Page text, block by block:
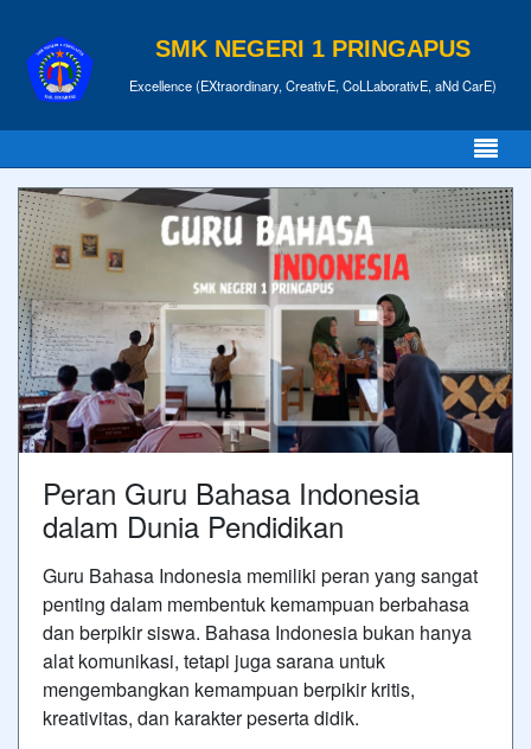
SMK NEGERI 1 PRINGAPUS
Excellence (EXtraordinary, CreativE, CoLLaborativE, aNd CarE)
Peran Guru Bahasa Indonesia
dalam Dunia Pendidikan
Guru Bahasa Indonesia memiliki peran yang sangat
penting dalam membentuk kemampuan berbahasa
dan berpikir siswa. Bahasa Indonesia bukan hanya
alat komunikasi, tetapi juga sarana untuk
mengembangkan kemampuan berpikir kritis,
kreativitas, dan karakter peserta didik.